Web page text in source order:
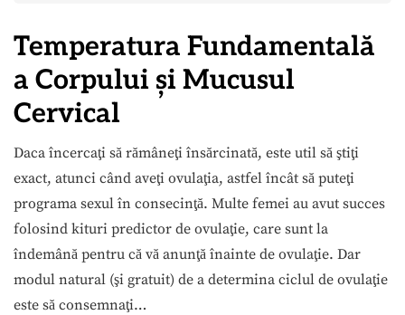
Temperatura Fundamentală
a Corpului şi Mucusul
Cervical
Daca încercaţi să rămâneţi însărcinată, este util să ştiţi
exact, atunci când aveţi ovulaţia, astfel încât să puteţi
programa sexul în consecinţă. Multe femei au avut succes
folosind kituri predictor de ovulaţie, care sunt la
îndemână pentru că vă anunţă înainte de ovulaţie. Dar
modul natural (şi gratuit) de a determina ciclul de ovulaţie
este să consemnaţi…